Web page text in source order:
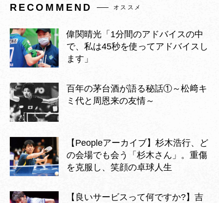
RECOMMEND オススメ
偉関晴光「1分間のアドバイスの中
で、私は45秒を使ってアドバイスし
ます」
百年の茅台酒が語る秘話①～松﨑キ
ミ代と周恩来の友情～
【Peopleアーカイブ】杉木浩行、ど
の会場でも会う「杉木さん」。重傷
を克服し、笑顔の卓球人生
【良いサービスって何ですか?】吉